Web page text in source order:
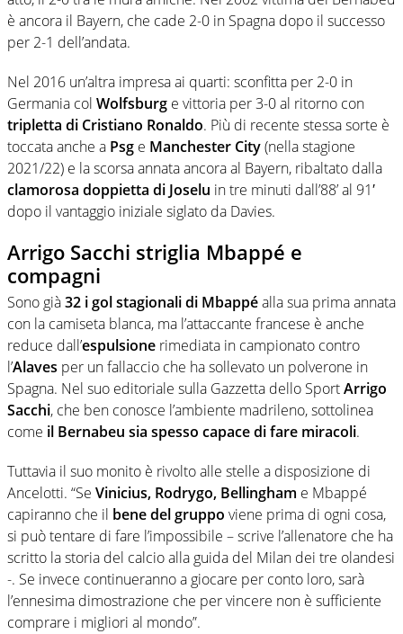
è ancora il Bayern, che cade 2-0 in Spagna dopo il successo
per 2-1 dell’andata.
Nel 2016 un’altra impresa ai quarti: sconfitta per 2-0 in
Germania col Wolfsburg e vittoria per 3-0 al ritorno con
tripletta di Cristiano Ronaldo. Più di recente stessa sorte è
toccata anche a Psg e Manchester City(nella stagione
2021/22) e la scorsa annata ancora al Bayern, ribaltato dalla
clamorosa doppietta di Joselu in tre minuti dall’88’ al 91′
dopo il vantaggio iniziale siglato da Davies.
Arrigo Sacchi striglia Mbappé e
compagni
Sono già32 i gol stagionali di Mbappéalla sua prima annata
con la camiseta blanca, ma l’attaccante francese è anche
reduce dall’espulsione rimediata in campionato contro
l’Alaves per un fallaccio che ha sollevato un polverone in
Spagna. Nel suo editoriale sulla Gazzetta dello SportArrigo
Sacchi, che ben conosce l’ambiente madrileno, sottolinea
come il Bernabeu sia spesso capace di fare miracoli.
Tuttavia il suo monito è rivolto alle stelle a disposizione di
Ancelotti. “Se Vinicius, Rodrygo, Bellingham e Mbappé
capiranno che il bene del gruppo viene prima di ogni cosa,
si può tentare di fare l’impossibile – scrive l’allenatore che ha
scritto la storia del calcio alla guida del Milan dei tre olandesi
-. Se invece continueranno a giocare per conto loro, sarà
l’ennesima dimostrazione che per vincere non è sufficiente
comprare i migliori al mondo”.